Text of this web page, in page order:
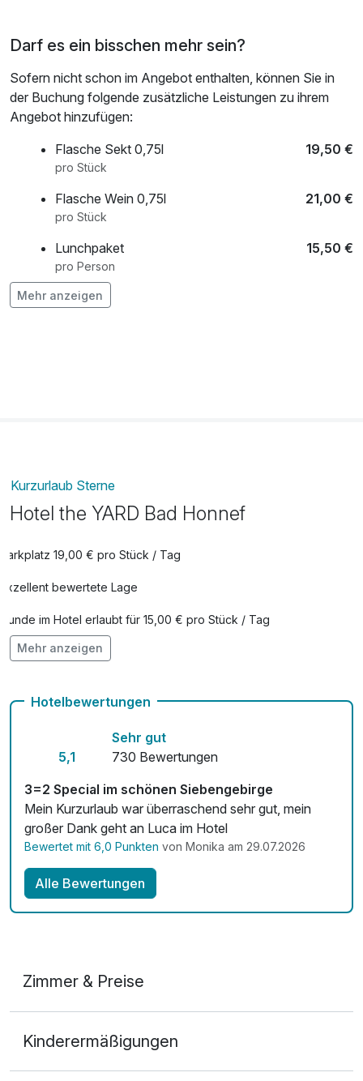
Darf es ein bisschen mehr sein?
Sofern nicht schon im Angebot enthalten, können Sie in
der Buchung folgende zusätzliche Leistungen zu ihrem
Angebot hinzufügen:
Flasche Sekt 0,75l
19,50 €
pro Stück
Flasche Wein 0,75l 21,00 €
pro Stück
Lunchpaket 15,50 €
pro Person
Obstkorb
Mehr anzeigen
Kurzurlaub Sterne
Hotel the YARD Bad Honnef
Parkplatz 19,00 € pro Stück / Tag
Exzellent bewertete Lage
Hunde im Hotel erlaubt für 15,00 € pro Stück / Tag
Kostenloses W-LAN
Mehr anzeigen
Hotelbewertungen
5,1
Sehr gut
730 Bewertungen
3=2 Special im schönen Siebengebirge
Mein Kurzurlaub war überraschend sehr gut, mein
großer Dank geht an Luca im Hotel
Bewertet mit 6,0 Punkten von Monika am 29.07.2026
Alle Bewertungen
Zimmer & Preise
2 Erwachsene
Kinderermäßigungen